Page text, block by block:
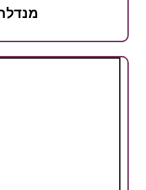
מנדלה לצביעה